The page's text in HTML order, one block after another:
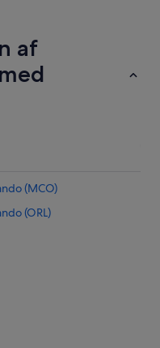
af
(MCO)
(ORL)